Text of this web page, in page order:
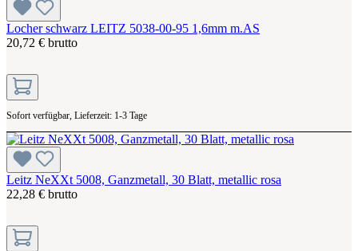
Locher schwarz LEITZ 5038-00-95 1,6mm m.AS
20,72 € brutto
Sofort verfügbar, Lieferzeit: 1-3 Tage
Leitz NeXXt 5008, Ganzmetall, 30 Blatt, metallic rosa
22,28 € brutto